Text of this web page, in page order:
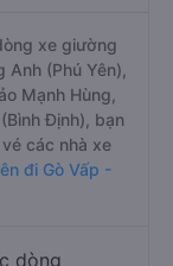
xe giường
(Phú Yên),
Mạnh Hùng,
Định), bạn
các nhà xe
đi Gò Vấp -
dòng